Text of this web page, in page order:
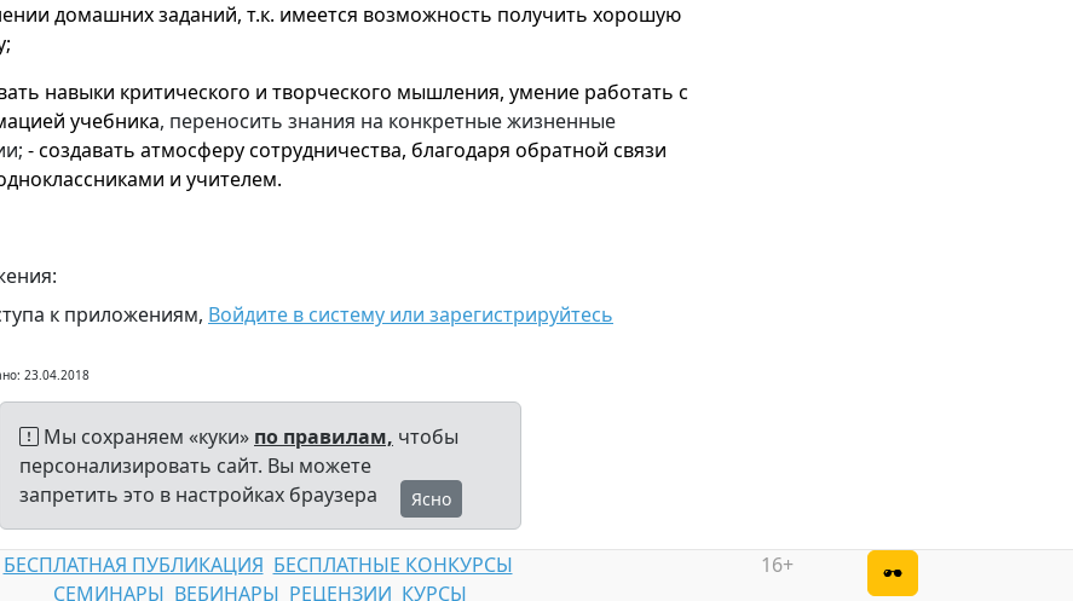
домашних заданий, т.к. имеется возможность получить хорошую
навыки критического и творческого мышления, умение работать с
учебника, переносить знания на конкретные жизненные
- создавать атмосферу сотрудничества, благодаря обратной связи
и учителем.
к приложениям, Войдите в систему или зарегистрируйтесь
23.04.2018
Мы сохраняем «куки» по правилам, чтобы
персонализировать сайт. Вы можете
запретить это в настройках браузера
Ясно
БЕСПЛАТНАЯ ПУБЛИКАЦИЯ БЕСПЛАТНЫЕ КОНКУРСЫ
СЕМИНАРЫ ВЕБИНАРЫ РЕЦЕНЗИИ КУРСЫ
16+